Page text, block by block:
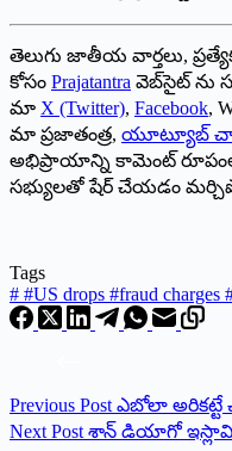
తెలుగు జాతీయ వార్తలు,
కోసం Prajatantra వెబ్‌సైట్ ను
మా X (Twitter), Facebook,
మా ప్రజాతంత్ర, యూట్యూబ్
అభిప్రాయాన్ని కామెంట్ రూపంలో
సభ్యులతో షేర్ చేయడం
Tags
# #US drops #fraud charges
Previous Post ఎబోలా అరికట్టే
Next Post శాన్ డియాగో